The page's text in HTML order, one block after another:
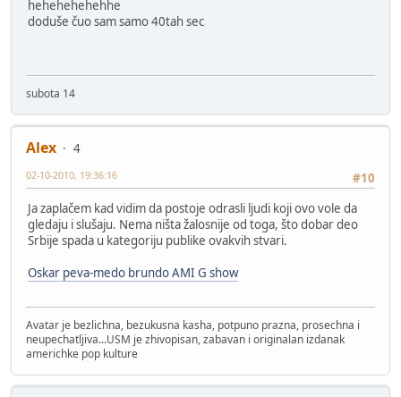
hehehehehehhe
doduše čuo sam samo 40tah sec
subota 14
Alex
4
#10
02-10-2010, 19:36:16
Ja zaplačem kad vidim da postoje odrasli ljudi koji ovo vole da
gledaju i slušaju. Nema ništa žalosnije od toga, što dobar deo
Srbije spada u kategoriju publike ovakvih stvari.
Oskar peva-medo brundo AMI G show
Avatar je bezlichna, bezukusna kasha, potpuno prazna, prosechna i
neupechatljiva...USM je zhivopisan, zabavan i originalan izdanak
americhke pop kulture